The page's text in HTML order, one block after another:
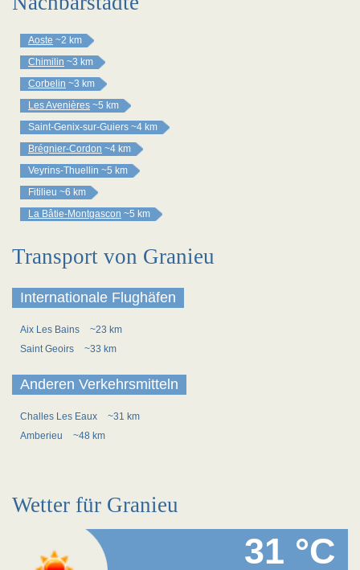
Aoste ~2 km
Chimilin ~3 km
Corbelin ~3 km
Les Avenières ~5 km
Saint-Genix-sur-Guiers ~4 km
Brégnier-Cordon ~4 km
Veyrins-Thuellin ~5 km
Fitilieu ~6 km
La Bâtie-Montgascon ~5 km
Transport von Granieu
Internationale Flughäfen
Aix Les Bains
~23 km
Saint Geoirs
~33 km
Anderen Verkehrsmitteln
Challes Les Eaux
~31 km
Amberieu
~48 km
Wetter für Granieu
31 °C